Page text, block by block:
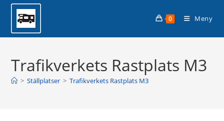
Hoppa
innehållet
0 Meny
Trafikverkets Rastplats M3
> Ställplatser > Trafikverkets Rastplats M3
Planera din husbilssemester med
Husbilsplatsguiden Premium!
Läs mer >